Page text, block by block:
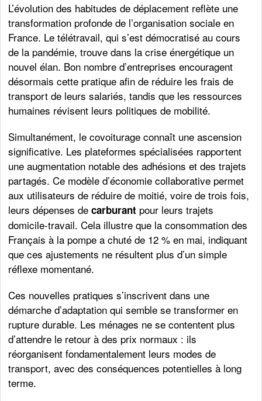
L’évolution des habitudes de déplacement reflète une
transformation profonde de l’organisation sociale en
France. Le télétravail, qui s’est démocratisé au cours
de la pandémie, trouve dans la crise énergétique un
nouvel élan. Bon nombre d’entreprises encouragent
désormais cette pratique afin de réduire les frais de
transport de leurs salariés, tandis que les ressources
humaines révisent leurs politiques de mobilité.
Simultanément, le covoiturage connaît une ascension
significative. Les plateformes spécialisées rapportent
une augmentation notable des adhésions et des trajets
partagés. Ce modèle d’économie collaborative permet
aux utilisateurs de réduire de moitié, voire de trois fois,
leurs dépenses decarburant pour leurs trajets
domicile-travail. Cela illustre que la consommation des
Français à la pompe a chuté de 12 % en mai, indiquant
que ces ajustements ne résultent plus d’un simple
réflexe momentané.
Ces nouvelles pratiques s’inscrivent dans une
démarche d’adaptation qui semble se transformer en
rupture durable. Les ménages ne se contentent plus
d’attendre le retour à des prix normaux : ils
réorganisent fondamentalement leurs modes de
transport, avec des conséquences potentielles à long
terme.